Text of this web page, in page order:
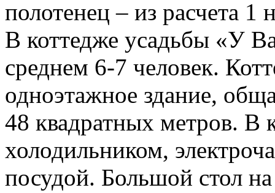
полотенец – из расчета 1
В коттедже усадьбы «У
среднем 6-7 человек.
одноэтажное здание,
48 квадратных метров. В
холодильником,
посудой. Большой стол